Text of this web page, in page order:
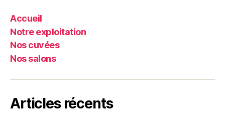
Accueil
Notre exploitation
Nos cuvées
Nos salons
Articles récents